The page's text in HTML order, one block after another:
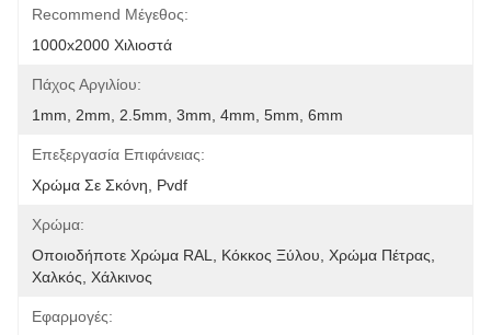
Recommend Μέγεθος:
1000x2000 Χιλιοστά
Πάχος Αργιλίου:
1mm, 2mm, 2.5mm, 3mm, 4mm, 5mm, 6mm
Επεξεργασία Επιφάνειας:
Χρώμα Σε Σκόνη, Pvdf
Χρώμα:
Οποιοδήποτε Χρώμα RAL, Κόκκος Ξύλου, Χρώμα Πέτρας,
Χαλκός, Χάλκινος
Εφαρμογές: